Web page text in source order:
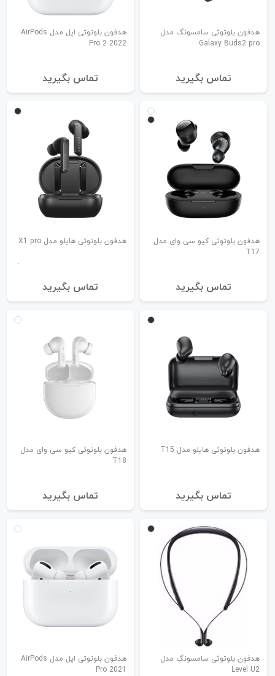
هدفون بلوتوثی سامسونگ مدل
Galaxy Buds2 pro
تماس بگیرید
هدفون بلوتوثی اپل مدل AirPods
Pro 2 2022
تماس بگیرید
هدفون بلوتوثی کیو سی وای مدل
T17
تماس بگیرید
هدفون بلوتوثی هایلو مدل X1 pro
تماس بگیرید
هدفون بلوتوثی هایلو مدل T15
تماس بگیرید
هدفون بلوتوثی کیو سی وای مدل
T18
تماس بگیرید
هدفون بلوتوثی سامسونگ مدل
Level U2
هدفون بلوتوثی اپل مدل AirPods
Pro 2021